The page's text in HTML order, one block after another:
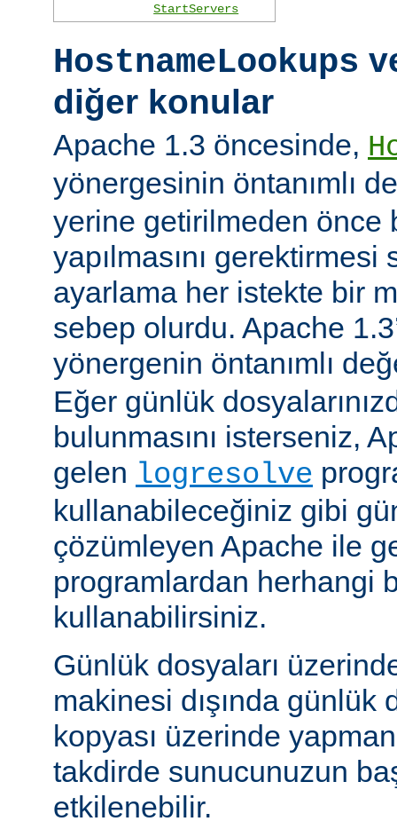
StartServers
HostnameLookups
diğer konular
Apache 1.3 öncesinde,
yönergesinin öntanımlı
yerine getirilmeden önce
yapılmasını
ayarlama her istekte bir
sebep olurdu. Apache
yönergenin öntanımlı
Eğer günlük
bulunmasını isterseniz,
gelen logresolve
kullanabileceğiniz gibi
çözümleyen Apache ile
programlardan herhangi
kullanabilirsiniz.
Günlük dosyaları
makinesi dışında günlük
kopyası üzerinde
takdirde sunucunuzun
etkilenebilir.